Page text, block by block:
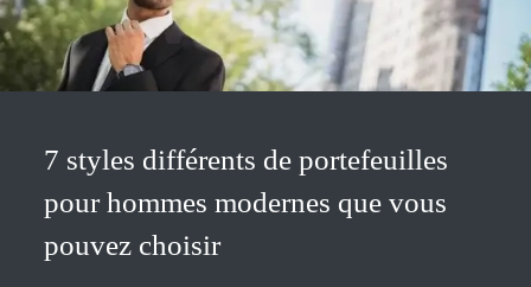
7 styles différents de portefeuilles
pour hommes modernes que vous
pouvez choisir